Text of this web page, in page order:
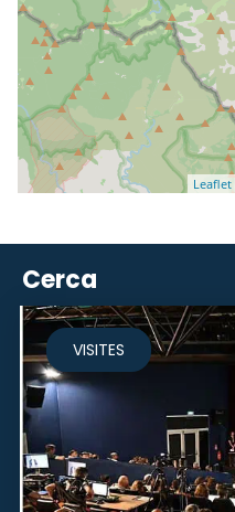
Leaflet
Cerca
VISITES